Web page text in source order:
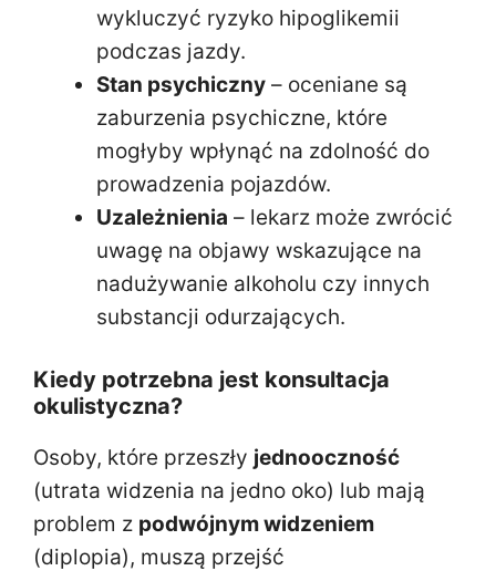
wykluczyć ryzyko hipoglikemii
podczas jazdy.
Stan psychiczny – oceniane są
zaburzenia psychiczne, które
mogłyby wpłynąć na zdolność do
prowadzenia pojazdów.
Uzależnienia – lekarz może zwrócić
uwagę na objawy wskazujące na
nadużywanie alkoholu czy innych
substancji odurzających.
Kiedy potrzebna jest konsultacja
okulistyczna?
Osoby, które przeszły jednooczność
(utrata widzenia na jedno oko) lub mają
problem z podwójnym widzeniem
(diplopia), muszą przejść